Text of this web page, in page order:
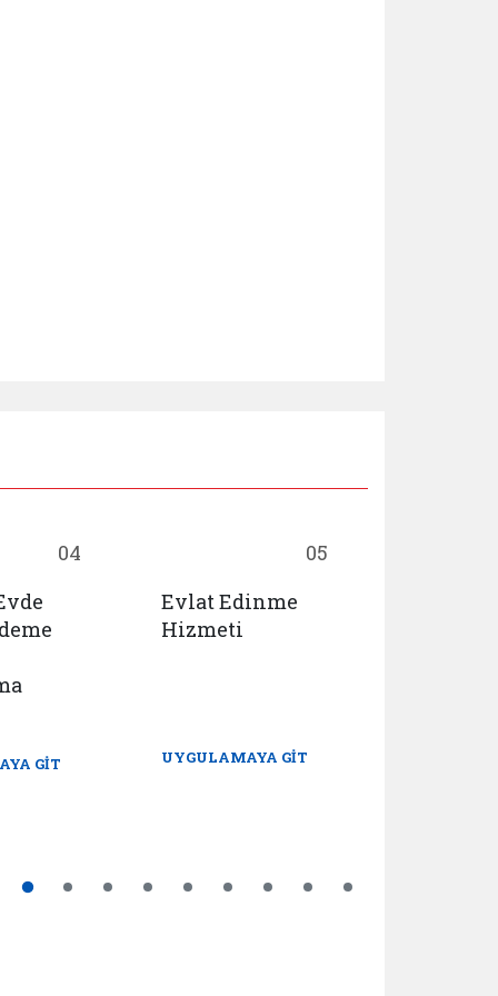
04
GİT
05
Evlat Edinme
Hizmeti
UYGULAMAYA GİT